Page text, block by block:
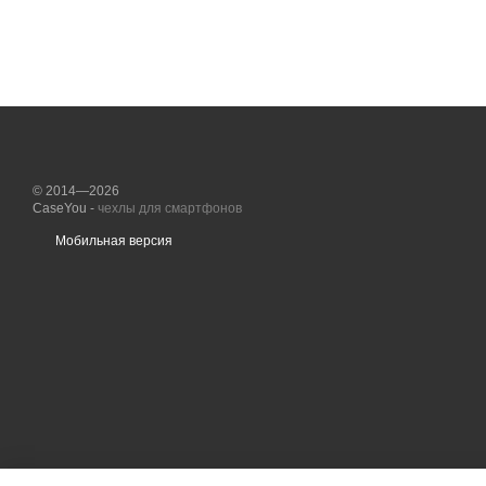
© 2014—2026
CaseYou - чехлы для смартфонов
Мобильная версия